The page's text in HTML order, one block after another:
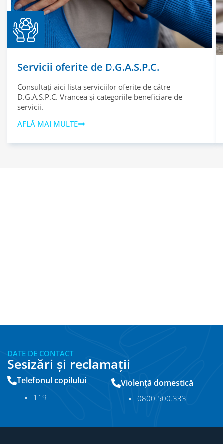
Servicii oferite de D.G.A.S.P.C.
Consultați aici lista serviciilor oferite de către
D.G.A.S.P.C. Vrancea și categoriile beneficiare de
servicii.
AFLĂ MAI MULTE
DATE DE CONTACT
Sesizări și reclamații
Telefonul copilului
11 9
Violență domestică
0800.500.333